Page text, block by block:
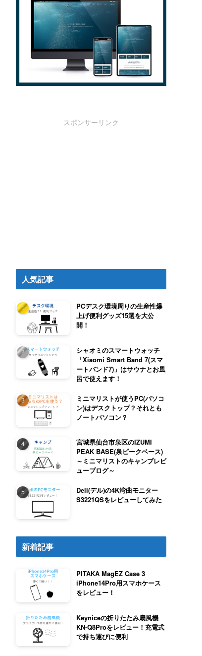
スポンサーリンク
人気記事
PCデスク環境周りの生産性爆
上げ便利グッズ15選を大公
開！
シャオミのスマートウォッチ
「Xiaomi Smart Band 7(スマ
ートバンド7)」はサウナとお風
呂で使えます！
ミニマリストが使うPC(パソコ
ン)はデスクトップ？それとも
ノートパソコン？
宮城県仙台市泉区のIZUMI
PEAK BASE(泉ピークベース)
～ミニマリストのキャンプレビ
ューブログ～
Dell(デル)の4K湾曲モニター
S3221QSをレビューしてみた
新着記事
PITAKA MagEZ Case 3
iPhone14Pro用スマホケース
をレビュー！
Keyniceの折りたたみ扇風機
KN-Q8Proをレビュー！充電式
で持ち運びに便利